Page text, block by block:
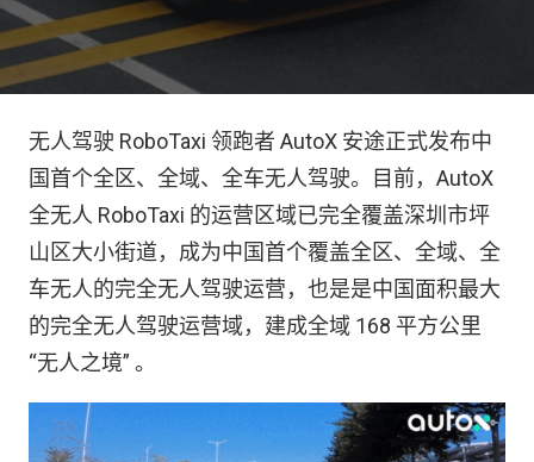
无人驾驶 RoboTaxi 领跑者 AutoX 安途正式发布中
国首个全区、全域、全车无人驾驶。目前，AutoX
全无人 RoboTaxi 的运营区域已完全覆盖深圳市坪
山区大小街道，成为中国首个覆盖全区、全域、全
车无人的完全无人驾驶运营，也是是中国面积最大
的完全无人驾驶运营域，建成全域 168 平方公里
“无人之境” 。